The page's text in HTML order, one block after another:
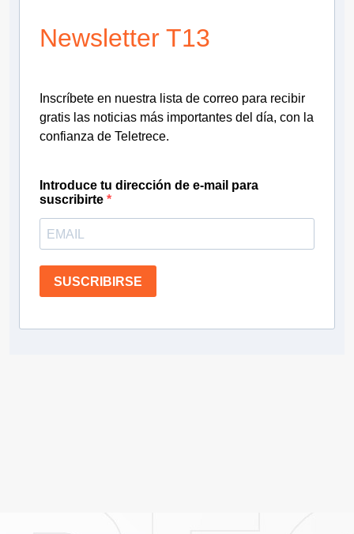
Newsletter T13
Inscríbete en nuestra lista de correo para recibir
gratis las noticias más importantes del día, con la
confianza de Teletrece.
Introduce tu dirección de e-mail para
suscribirte
SUSCRIBIRSE